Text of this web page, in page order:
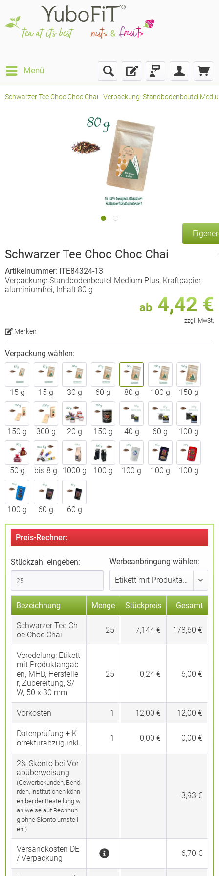
Menü
Schwarzer Tee Choc Choc Chai - Verpackung: Standbodenbeutel
Schwarzer Tee Choc Choc Chai
Artikelnummer: ITE84324-13
Verpackung: Standbodenbeutel Medium Plus, Kraftpapier,
aluminiumfrei, Inhalt 80 g
ab 4,42 €
zzgl. MwSt.
Merken
Verpackung wählen:
15 g 15 g 30 g 60 g 80 g 100 g 150 g
150 g 300 g 20 g 150 g 40 g 60 g 100 g
50 g bis 8 g 1000 g 100 g 100 g 100 g 100 g
100 g 60 g 60 g
Preis-Rechner:
Stückzahl eingeben: Werbeanbringung wählen:
Bezeichnung Menge Stückpreis Gesamt
Schwarzer Tee Ch
oc Choc Chai
25 7,144 € 178,60 €
Veredelung: Etikett
mit Produktangab
en, MHD, Herstelle
r, Zubereitung, S/
W, 50 x 30 mm
25 0,24 € 6,00 €
Vorkosten 1 12,00 € 12,00 €
Datenprüfung + K
orrekturabzug inkl.
1 0,00 € 0,00 €
2% Skonto bei Vor
abüberweisung
(Gewerbekunden, Behö
rden, Institutionen könn
en bei der Bestellung w
ahlweise auf Rechnun
g ohne Skonto umstell
en.)
-3,93 €
Versandkosten DE
/ Verpackung
6,70 €